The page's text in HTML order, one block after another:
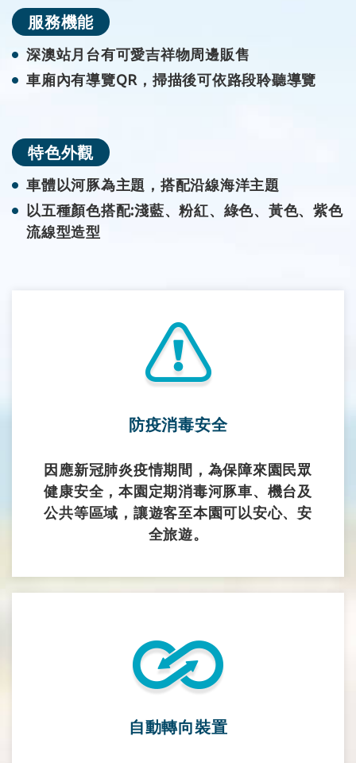
服務機能
深澳站月台有可愛吉祥物周邊販售
車廂內有導覽QR，掃描後可依路段聆聽導覽
特色外觀
車體以河豚為主題，搭配沿線海洋主題
以五種顏色搭配:淺藍、粉紅、綠色、黃色、紫色
流線型造型
防疫消毒安全
因應新冠肺炎疫情期間，為保障來園民眾
健康安全，本園定期消毒河豚車、機台及
公共等區域，讓遊客至本園可以安心、安
全旅遊。
自動轉向裝置